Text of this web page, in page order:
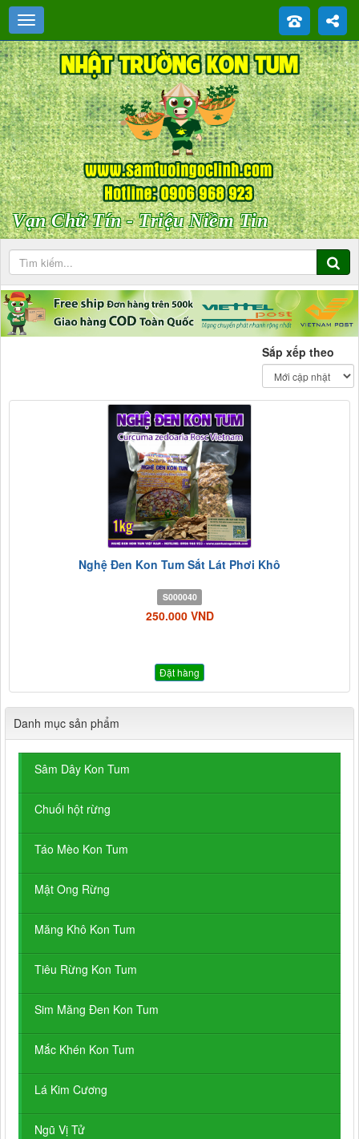
Vạn Chữ Tín - Triệu Niềm Tin
Sắp xếp theo
Nghệ Đen Kon Tum Sắt Lát Phơi Khô
S000040
250.000 VND
Đặt hàng
Danh mục sản phẩm
Sâm Dây Kon Tum
Chuối hột rừng
Táo Mèo Kon Tum
Mật Ong Rừng
Măng Khô Kon Tum
Tiêu Rừng Kon Tum
Sim Măng Đen Kon Tum
Mắc Khén Kon Tum
Lá Kim Cương
Ngũ Vị Tử